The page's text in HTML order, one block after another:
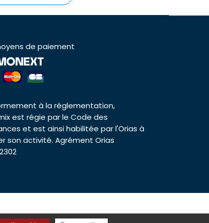
de paiement
à la réglementation,
est régie par le Code des
et est ainsi habilitée par l'Orias à
son activité. Agrément Orias